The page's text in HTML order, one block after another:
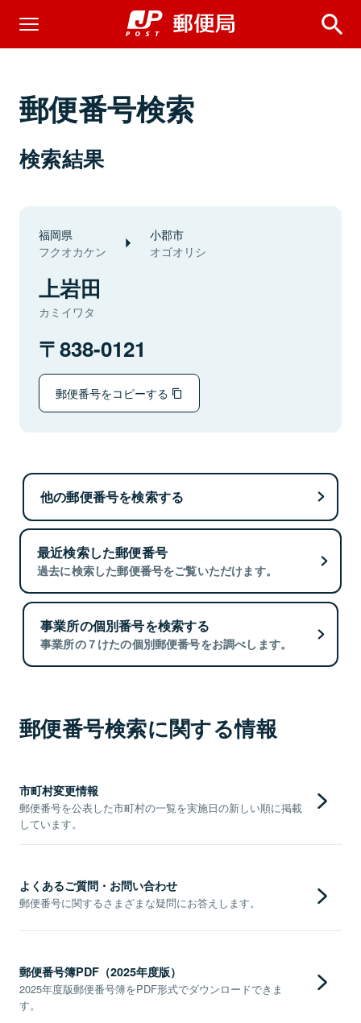
郵便番号検索
検索結果
福岡県
フクオカケン
小郡市
オゴオリシ
上岩田
カミイワタ
838-0121
郵便番号をコピーする
他の郵便番号を検索する
最近検索した郵便番号
過去に検索した郵便番号をご覧いただけます。
事業所の個別番号を検索する
事業所の７けたの個別郵便番号をお調べします。
郵便番号検索に関する情報
市町村変更情報
郵便番号を公表した市町村の一覧を実施日の新しい順に掲載
しています。
よくあるご質問・お問い合わせ
郵便番号に関するさまざまな疑問にお答えします。
郵便番号簿PDF（2025年度版）
2025年度版郵便番号簿をPDF形式でダウンロードできま
す。